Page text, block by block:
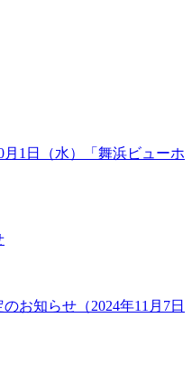
1日（水）「舞浜ビューホ
お知らせ（2024年11月7日